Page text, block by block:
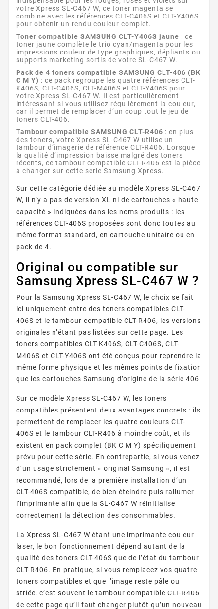
votre Xpress SL-C467 W, ce toner magenta se
combine avec les références CLT-C406S et CLT-Y406S
pour obtenir un rendu couleur complet.
Toner compatible SAMSUNG CLT-Y406S jaune : ce
toner jaune complète le trio cyan/magenta pour les
impressions couleur de type graphiques, dépliants ou
supports marketing sortis de votre SL-C467 W.
Pack de 4 toners compatible SAMSUNG CLT-406 (BK
C M Y) : ce pack regroupe les quatre références CLT-
K406S, CLT-C406S, CLT-M406S et CLT-Y406S pour
votre Xpress SL-C467 W. Il est particulièrement
intéressant si vous utilisez régulièrement la couleur,
car il permet de remplacer d’un coup tout le jeu de
toners CLT-406.
Tambour compatible SAMSUNG CLT-R406 : en plus
des toners, votre Xpress SL-C467 W utilise un
tambour d’imagerie de référence CLT-R406. Lorsque
la qualité d’impression baisse malgré des toners
récents, ce tambour compatible CLT-R406 est la pièce
à changer sur cette série Samsung Xpress.
Sur cette catégorie dédiée au modèle Xpress SL-C467
W, il n’y a pas de version XL ni de cartouches « haute
capacité » indiquées dans les noms produits : les
références CLT-406S proposées sont donc toutes au
même format standard, en cartouche unitaire ou en
pack de 4.
Original ou compatible sur
Samsung Xpress SL-C467 W ?
Pour la Samsung Xpress SL-C467 W, le choix se fait
ici uniquement entre des toners compatibles CLT-
406S et le tambour compatible CLT-R406, les versions
originales n’étant pas listées sur cette page. Les
toners compatibles CLT-K406S, CLT-C406S, CLT-
M406S et CLT-Y406S ont été conçus pour reprendre la
même forme physique et les mêmes points de fixation
que les cartouches Samsung d’origine de la série 406.
Sur ce modèle Xpress SL-C467 W, les toners
compatibles présentent deux avantages concrets : ils
permettent de remplacer les quatre couleurs CLT-
406S et le tambour CLT-R406 à moindre coût, et ils
existent en pack complet (BK C M Y) spécifiquement
prévu pour cette série. En contrepartie, si vous venez
d’un usage strictement « original Samsung », il est
recommandé, lors de la première installation d’un
CLT-406S compatible, de bien éteindre puis rallumer
l’imprimante afin que la SL-C467 W réinitialise
correctement la détection des consommables.
La Xpress SL-C467 W étant une imprimante couleur
laser, le bon fonctionnement dépend autant de la
qualité des toners CLT-406S que de l’état du tambour
CLT-R406. En pratique, si vous remplacez vos quatre
toners compatibles et que l’image reste pâle ou
striée, c’est souvent le tambour compatible CLT-R406
de cette page qu’il faut changer plutôt qu’un nouveau